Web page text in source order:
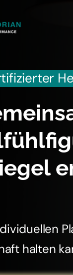
halten